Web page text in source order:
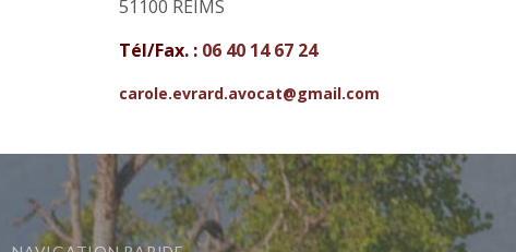
51100 REIMS
Tél/Fax. : 06 40 14 67 24
carole.evrard.avocat@gmail.com